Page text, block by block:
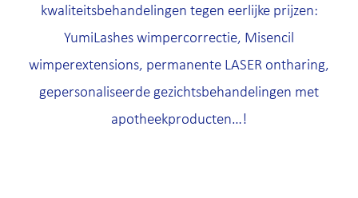
kwaliteitsbehandelingen tegen eerlijke prijzen:
YumiLashes wimpercorrectie, Misencil
wimperextensions, permanente LASER ontharing,
gepersonaliseerde gezichtsbehandelingen met
apotheekproducten…!